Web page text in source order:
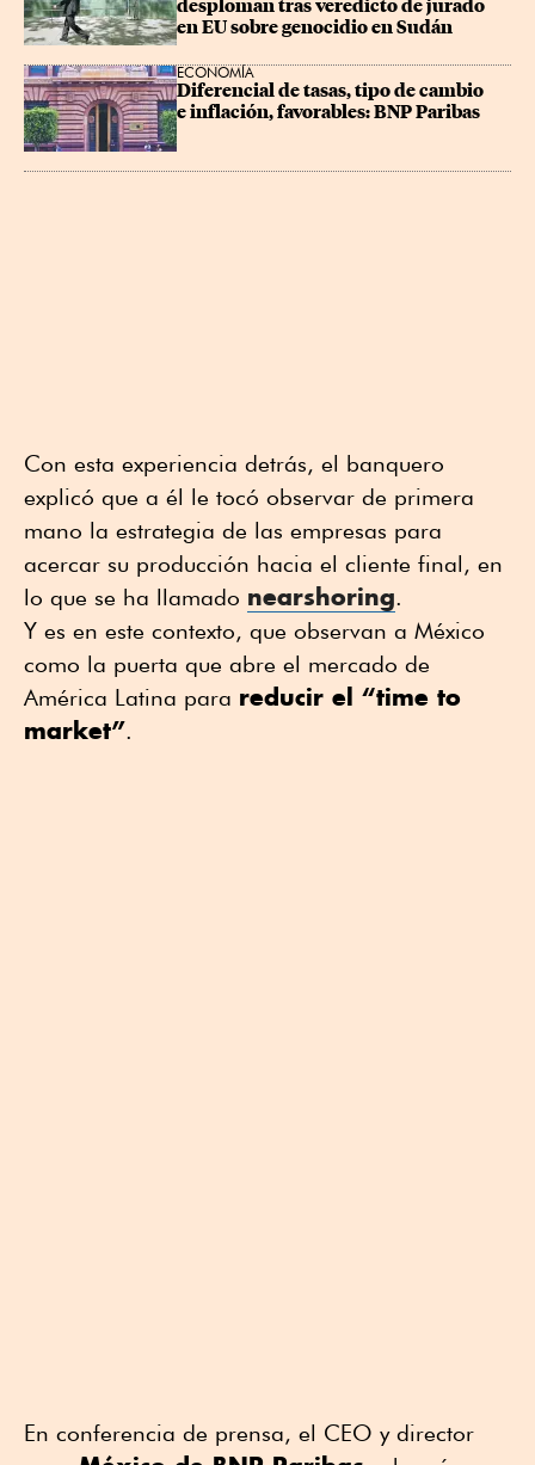
desploman tras veredicto de jurado
en EU sobre genocidio en Sudán
ECONOMÍA
Diferencial de tasas, tipo de cambio
e inflación, favorables: BNP Paribas
Con esta experiencia detrás, el banquero
explicó que a él le tocó observar de primera
mano la estrategia de las empresas para
acercar su producción hacia el cliente final, en
lo que se ha llamado nearshoring.
Y es en este contexto, que observan a México
como la puerta que abre el mercado de
América Latina para reducir el “time to
market”.
En conferencia de prensa, el CEO y director